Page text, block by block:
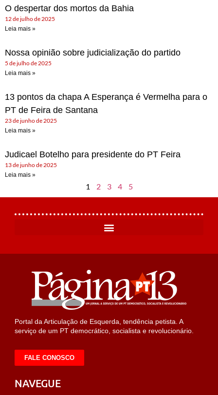
O despertar dos mortos da Bahia
12 de julho de 2025
Leia mais »
Nossa opinião sobre judicialização do partido
5 de julho de 2025
Leia mais »
13 pontos da chapa A Esperança é Vermelha para o
PT de Feira de Santana
23 de junho de 2025
Leia mais »
Judicael Botelho para presidente do PT Feira
13 de junho de 2025
Leia mais »
1 2 3 4 5
Portal da Articulação de Esquerda, tendência petista. A
serviço de um PT democrático, socialista e revolucionário.
FALE CONOSCO
NAVEGUE